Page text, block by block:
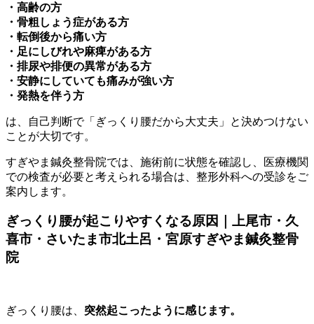
・高齢の方
・骨粗しょう症がある方
・転倒後から痛い方
・足にしびれや麻痺がある方
・排尿や排便の異常がある方
・安静にしていても痛みが強い方
・発熱を伴う方
は、自己判断で「ぎっくり腰だから大丈夫」と決めつけない
ことが大切です。
すぎやま鍼灸整骨院では、施術前に状態を確認し、医療機関
での検査が必要と考えられる場合は、整形外科への受診をご
案内します。
ぎっくり腰が起こりやすくなる原因｜上尾市・久
喜市・さいたま市北土呂・宮原すぎやま鍼灸整骨
院
ぎっくり腰は、 突然起こったように感じます。